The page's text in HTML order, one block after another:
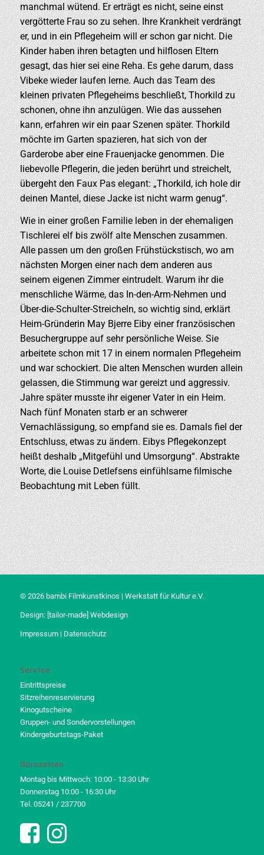
manchmal wütend. Er erträgt es nicht, seine einst
vergötterte Frau so zu sehen. Ihre Krankheit verdrängt
er, und in ein Pflegeheim will er schon gar nicht. Die
Kinder haben ihren betagten und hilflosen Eltern
gesagt, das hier sei eine Reha. Es gehe darum, dass
Vibeke wieder laufen lerne. Auch das Team des
kleinen privaten Pflegeheims beschließt, Thorkild zu
schonen, ohne ihn anzulügen. Wie das aussehen
kann, erfahren wir ein paar Szenen später. Thorkild
möchte im Garten spazieren, hat sich von der
Garderobe aber eine Frauenjacke genommen. Die
liebevolle Pflegerin, die jeden berührt und streichelt,
übergeht den Faux Pas elegant: „Thorkild, ich hole dir
deinen Mantel, diese Jacke ist nicht warm genug“.
Wie in einer großen Familie leben in der ehemaligen
Tischlerei elf bis zwölf alte Menschen zusammen.
Alle passen um den großen Frühstückstisch, wo am
nächsten Morgen einer nach dem anderen aus
seinem eigenen Zimmer eintrudelt. Warum ihr die
menschliche Wärme, das In-den-Arm-Nehmen und
Über-die-Schulter-Streicheln, so wichtig sind, erklärt
Heim-Gründerin May Bjerre Eiby einer französischen
Besuchergruppe auf sehr persönliche Weise. Sie
arbeitete schon mit 17 in einem normalen Pflegeheim
und war schockiert. Die alten Menschen wurden allein
gelassen, die Stimmung war gereizt und aggressiv.
Jahre später musste ihr eigener Vater in ein Heim.
Nach fünf Monaten starb er an schwerer
Vernachlässigung, so empfand sie es. Damals fiel der
Entschluss, etwas zu ändern. Eibys Pflegekonzept
heißt deshalb „Mitgefühl und Umsorgung“. Abstrakte
Worte, die Louise Detlefsens einfühlsame filmische
Beobachtung mit Leben füllt.
© 2026 bambi Filmkunstkinos | Werkstatt für Kultur e.V.
Design: [tailor-made] Webdesign
Impressum| Datenschutz
Service
Eintrittspreise
Sitzreihenreservierung
Kinogutscheine
Gruppen- und Sondervorstellungen
Kindergeburtstags-Paket
Bürozeiten
Montag bis Mittwoch: 10:00 - 13:30 Uhr
Donnerstag 10:00 - 16:30 Uhr
Tel. 05241 / 237700